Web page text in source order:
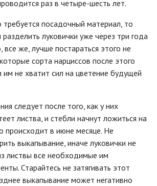
раз в четыре-шесть лет.
требуется посадочный материал, то
луковички уже через три года
все же, лучше постараться этого не
сорта нарциссов после этого
им не хватит сил на цветение будущей
следует после того, как у них
листва, и стебли начнут ложиться на
происходит в июне месяце. Не
выкапывание, иначе луковички не
листвы все необходимые им
Старайтесь не затягивать этот
выкапывание может негативно